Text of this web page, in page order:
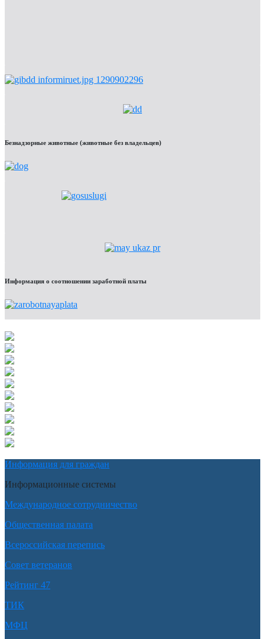
Безнадзорные животные (животные без владельцев)
Информация о соотношении заработной платы
Информация для граждан
Информационные системы
Международное сотрудничество
Общественная палата
Всероссийская перепись
Совет ветеранов
Рейтинг 47
ТИК
МФЦ